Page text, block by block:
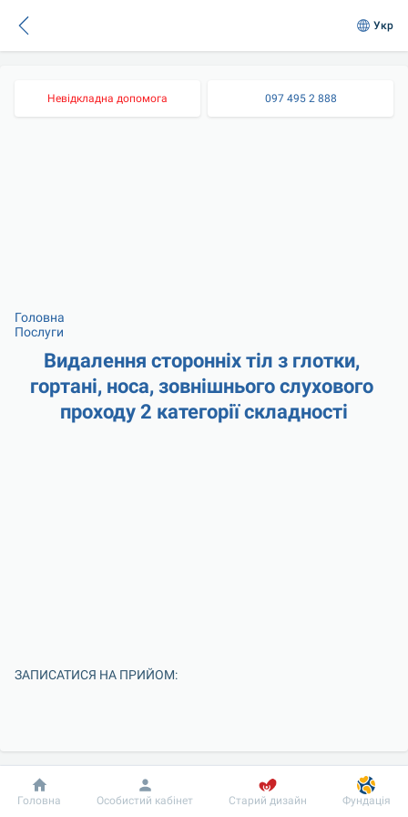
Укр
Невідкладна допомога 097 495 2 888
Головна
Послуги
Видалення сторонніх тіл з глотки,
гортані, носа, зовнішнього слухового
проходу 2 категорії складності
ЗАПИСАТИСЯ НА ПРИЙОМ:
Добробут Інформація Пацієнту
Головна Особистий кабінет Старий дизайн Фундація